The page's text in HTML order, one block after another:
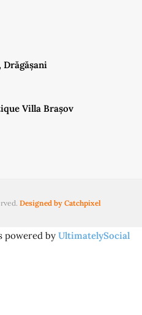
Drăgășani
Villa Brașov
Designed by Catchpixel
powered by UltimatelySocial